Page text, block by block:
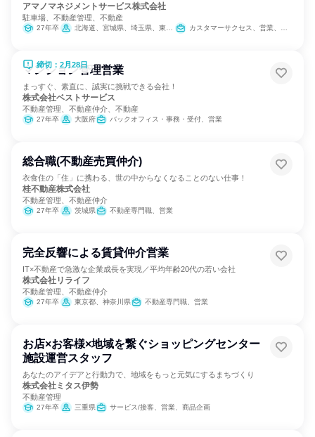
アマノマネジメントサービス株式会社
駐車場、不動産管理、不動産
27年卒 北海道、宮城県、埼玉県、東京都、神奈川県、新潟県、石川県、長野県、静岡県、愛知県、京都府、大阪府、岡山県、広島県、香川県、愛媛県、福岡県、鹿児島県、沖縄県 カスタマーサクセス、営業、小売販売/流通、経営/事業企画、バックオフィス・事務・受付、経理/税務/財務、人事、総務、法務/知財、組織運営管理・公務員・事務系職種、製造・生産工程、建築/土木/プラント専門職、カスタマーサポート/コールセンター
締切：2月28日
マンション管理営業
まっすぐ、素直に、誠実に挑戦できる会社！
株式会社ベストサービス
不動産管理、不動産仲介、不動産
27年卒 大阪府 バックオフィス・事務・受付、営業
総合職(不動産売買仲介)
衣食住の「住」に携わる、世の中からなくなることのない仕事！
桂不動産株式会社
不動産管理、不動産仲介
27年卒 茨城県 不動産専門職、営業
完全反響による賃貸仲介営業
IT×不動産で急激な企業成長を実現／平均年齢20代の若い会社
株式会社リライフ
不動産管理、不動産仲介
27年卒 東京都、神奈川県 不動産専門職、営業
お店×お客様×地域を繋ぐショッピングセンター
施設運営スタッフ
あなたのアイデアと行動力で、地域をもっと元気にするまちづくり
株式会社ミタス伊勢
不動産管理
27年卒 三重県 サービス/接客、営業、商品企画